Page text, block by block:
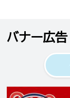
バナー広告